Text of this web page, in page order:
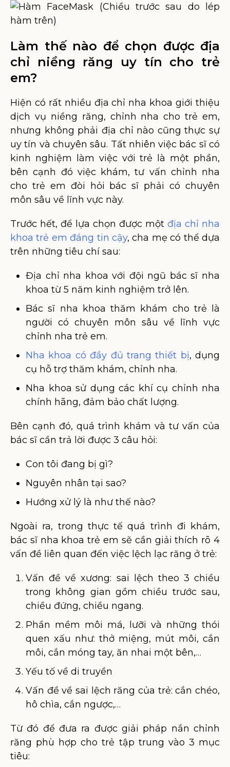
Làm thế nào để chọn được địa
chỉ niềng răng uy tín cho trẻ
em?
Hiện có rất nhiều địa chỉ nha khoa giới thiệu
dịch vụ niềng răng, chỉnh nha cho trẻ em,
nhưng không phải địa chỉ nào cũng thực sự
uy tín và chuyên sâu. Tất nhiên việc bác sĩ có
kinh nghiệm làm việc với trẻ là một phần,
bên cạnh đó việc khám, tư vấn chỉnh nha
cho trẻ em đòi hỏi bác sĩ phải có chuyên
môn sâu về lĩnh vực này.
Trước hết, để lựa chọn được một địa chỉ nha
khoa trẻ em đáng tin cậy, cha mẹ có thể dựa
trên những tiêu chí sau:
Địa chỉ nha khoa với đội ngũ bác sĩ nha
khoa từ 5 năm kinh nghiệm trở lên.
Bác sĩ nha khoa thăm khám cho trẻ là
người có chuyên môn sâu về lĩnh vực
chỉnh nha trẻ em.
Nha khoa có đầy đủ trang thiết bị, dụng
cụ hỗ trợ thăm khám, chỉnh nha.
Nha khoa sử dụng các khí cụ chỉnh nha
chính hãng, đảm bảo chất lượng.
Bên cạnh đó, quá trình khám và tư vấn của
bác sĩ cần trả lời được 3 câu hỏi:
Con tôi đang bị gì?
Nguyên nhân tại sao?
Hướng xử lý là như thế nào?
Ngoài ra, trong thực tế quá trình đi khám,
bác sĩ nha khoa trẻ em sẽ cần giải thích rõ 4
vấn đề liên quan đến việc lệch lạc răng ở trẻ:
Vấn đề về xương: sai lệch theo 3 chiều
trong không gian gồm chiều trước sau,
chiều đứng, chiều ngang.
Phần mềm môi má, lưỡi và những thói
quen xấu như: thở miệng, mút môi, cắn
môi, cắn móng tay, ăn nhai một bên,…
Yếu tố về di truyền
Vấn đề về sai lệch răng của trẻ: cắn chéo,
hô chìa, cắn ngược,…
Từ đó để đưa ra được giải pháp nắn chỉnh
răng phù hợp cho trẻ tập trung vào 3 mục
tiêu: